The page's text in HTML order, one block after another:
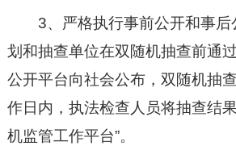
3、严格执行事前公开和事
划和抽查单位在双随机抽查前通
公开平台向社会公布，双随机抽
作日内，执法检查人员将抽查结
机监管工作平台”。